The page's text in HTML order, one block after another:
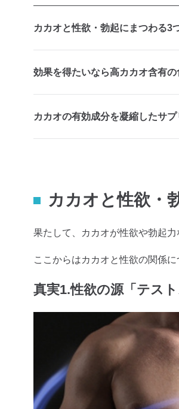
カカオと性欲・勃起にまつわる3
効果を得たいなら高カカオ含有
カカオの有効成分を凝縮したサプ
カカオと性欲・
果たして、カカオが性欲や勃起
ここからはカカオと性欲の関係
真実1.性欲の源「テス